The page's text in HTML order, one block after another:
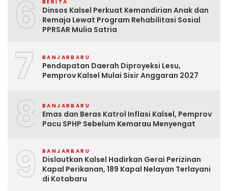
6 BERITA
Dinsos Kalsel Perkuat Kemandirian Anak dan
Remaja Lewat Program Rehabilitasi Sosial
PPRSAR Mulia Satria
7 BANJARBARU
Pendapatan Daerah Diproyeksi Lesu,
Pemprov Kalsel Mulai Sisir Anggaran 2027
8 BANJARBARU
Emas dan Beras Katrol Inflasi Kalsel, Pemprov
Pacu SPHP Sebelum Kemarau Menyengat
9 BANJARBARU
Dislautkan Kalsel Hadirkan Gerai Perizinan
Kapal Perikanan, 189 Kapal Nelayan Terlayani
di Kotabaru